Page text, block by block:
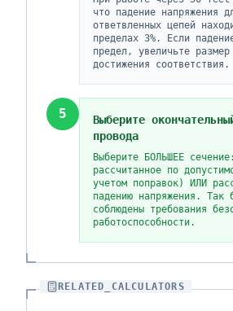
что падение напряжения
ответвленных цепей
пределах 3%. Если
предел, увеличьте
достижения соответствия.
5
Выберите
провода
Выберите БОЛЬШЕЕ сечение:
рассчитанное по
учетом поправок) ИЛИ
падению напряжения. Так
соблюдены требования
работоспособности.
RELATED_CALCULATORS